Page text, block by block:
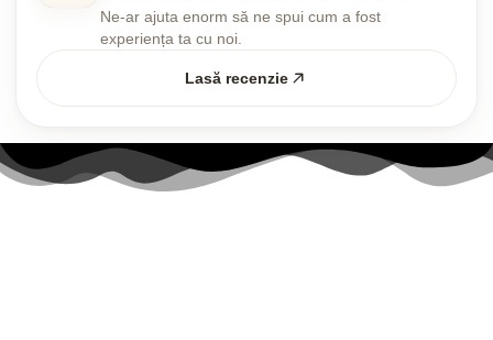
Ne-ar ajuta enorm să ne spui cum a fost
experiența ta cu noi.
Lasă recenzie